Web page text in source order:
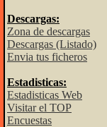
Descargas:
Zona de descargas
Descargas (Listado)
Envia tus ficheros
Estadisticas:
Estadisticas Web
Visitar el TOP
Encuestas